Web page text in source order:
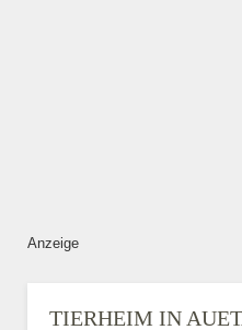
Anzeige
TIERHEIM IN